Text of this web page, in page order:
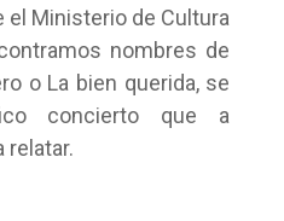
el Ministerio de Cultura
nombres de
o La bien querida, se
concierto que a
relatar.